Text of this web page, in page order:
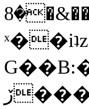
�8�&��e�������:�\���{��9�����g��f�r?
ڒ���n����%J^�}